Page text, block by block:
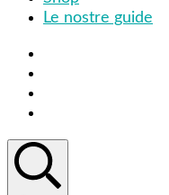
Le nostre guide